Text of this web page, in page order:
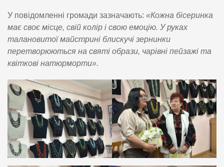
У повідомленні громади зазначають: «Кожна бісеринка
має своє місце, свій колір і свою емоцію. У руках
талановитої майстрині блискучі зернинки
перетворюються на святі образи, чарівні пейзажі та
квіткові натюрморти».